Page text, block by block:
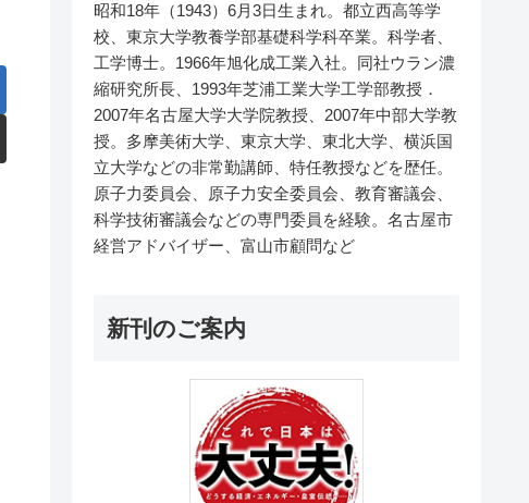
昭和18年（1943）6月3日生まれ。都立西高等学
校、東京大学教養学部基礎科学科卒業。科学者、
工学博士。1966年旭化成工業入社。同社ウラン濃
縮研究所長、1993年芝浦工業大学工学部教授．
2007年名古屋大学大学院教授、2007年中部大学教
授。多摩美術大学、東京大学、東北大学、横浜国
立大学などの非常勤講師、特任教授などを歴任。
原子力委員会、原子力安全委員会、教育審議会、
科学技術審議会などの専門委員を経験。名古屋市
経営アドバイザー、富山市顧問など
新刊のご案内